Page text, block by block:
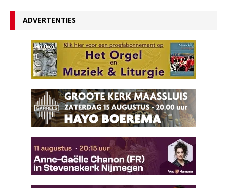
ADVERTENTIES